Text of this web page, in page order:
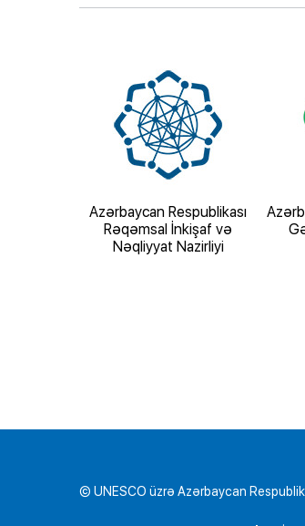
Azərbaycan Respublikası
Rəqəmsal İnkişaf və
Nəqliyyat Nazirliyi
© UNESCO üzrə Azərbaycan